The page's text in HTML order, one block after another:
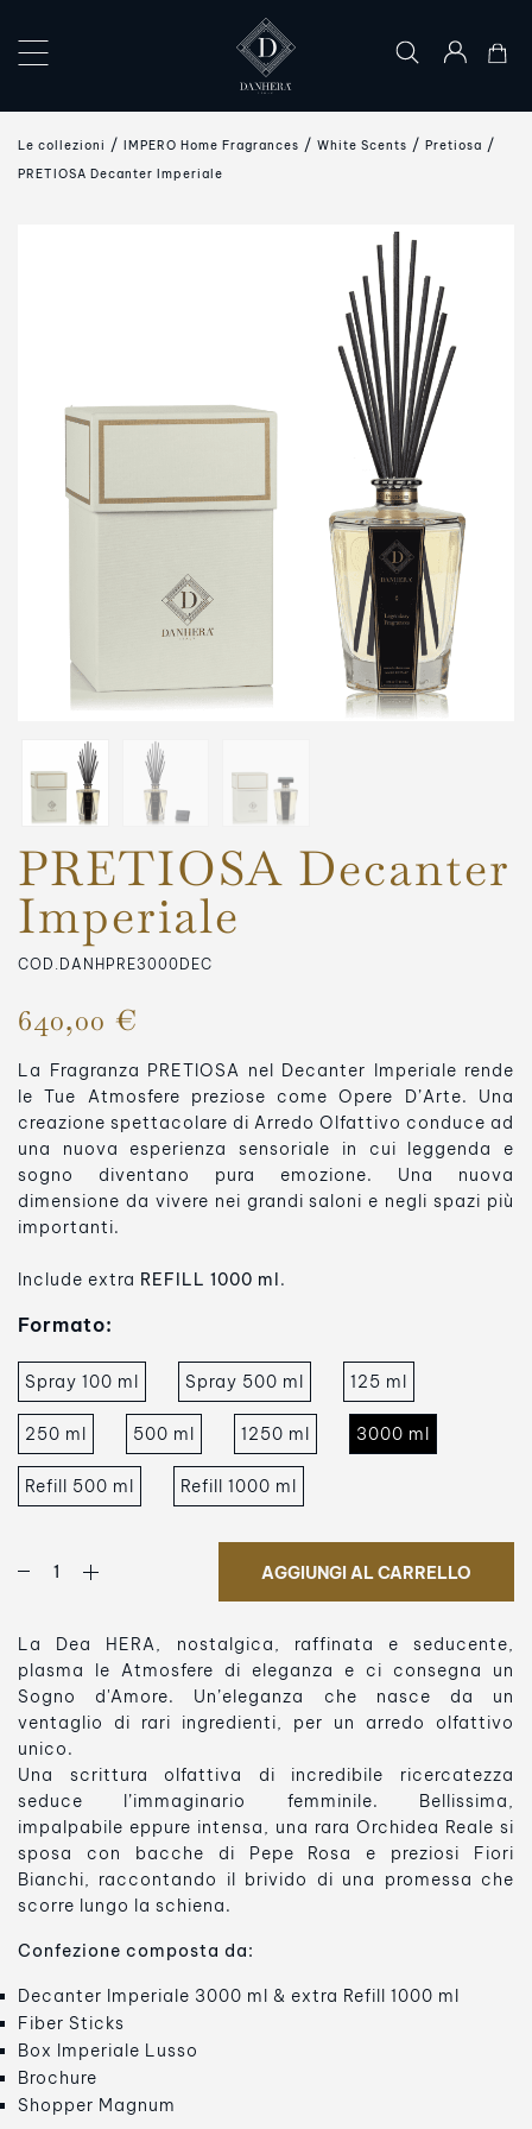
×
LE
COLLEZIONI
Le collezioni IMPERO Home Fragrances White Scents
Pretiosa
PRETIOSA Decanter Imperiale
PRETIOSA Decanter
Imperiale
COD.DANHPRE3000DEC
640,00 €
La Fragranza PRETIOSA nel Decanter Imperiale rende
le Tue Atmosfere preziose come Opere D’Arte. Una
creazione spettacolare di Arredo Olfattivo conduce ad
una nuova esperienza sensoriale in cui leggenda e
sogno diventano pura emozione. Una nuova
dimensione da vivere nei grandi saloni e negli spazi più
importanti.
Include extra REFILL 1000 ml.
Formato:
Spray 100 ml Spray 500 ml 125 ml
250 ml 500 ml 1250 ml 3000 ml
Refill 500 ml Refill 1000 ml
AGGIUNGI AL CARRELLO
La Dea HERA, nostalgica, raffinata e seducente,
plasma le Atmosfere di eleganza e ci consegna un
Sogno d'Amore. Un’eleganza che nasce da un
ventaglio di rari ingredienti, per un arredo olfattivo
unico.
Una scrittura olfattiva di incredibile ricercatezza
seduce l’immaginario femminile. Bellissima,
impalpabile eppure intensa, una rara Orchidea Reale si
sposa con bacche di Pepe Rosa e preziosi Fiori
Bianchi, raccontando il brivido di una promessa che
scorre lungo la schiena.
Confezione composta da:
Decanter Imperiale 3000 ml & extra Refill 1000 ml
Fiber Sticks
Box Imperiale Lusso
Brochure
Shopper Magnum